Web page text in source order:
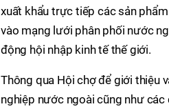
xuất khẩu trực tiếp các sản
vào mạng lưới phân phối nước
động hội nhập kinh tế thế giới.
Thông qua Hội chợ để giới thiệu
nghiệp nước ngoài cũng như